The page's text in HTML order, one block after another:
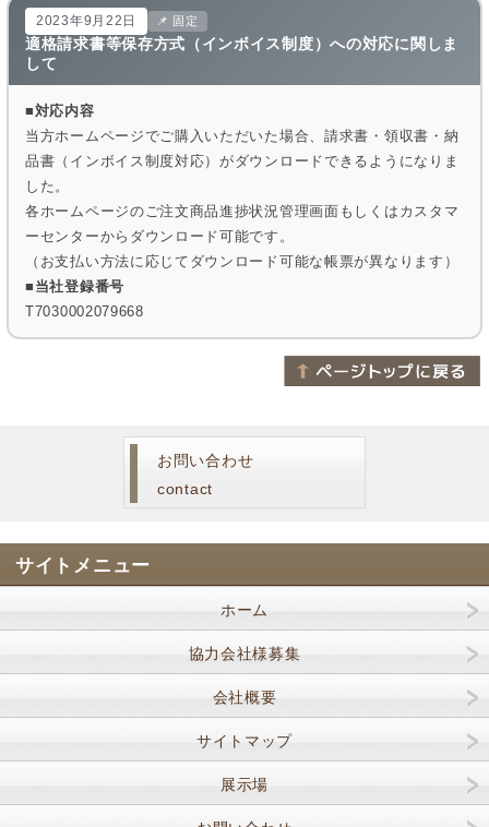
2023年9月22日 📌 固定
適格請求書等保存方式（インボイス制度）への対応に関しま
して
■対応内容
当方ホームページでご購入いただいた場合、請求書・領収書・納
品書（インボイス制度対応）がダウンロードできるようになりま
した。
各ホームページのご注文商品進捗状況管理画面もしくはカスタマ
ーセンターからダウンロード可能です。
（お支払い方法に応じてダウンロード可能な帳票が異なります）
■当社登録番号
T7030002079668
お問い合わせ
contact
サイトメニュー
ホーム
協力会社様募集
会社概要
サイトマップ
展示場